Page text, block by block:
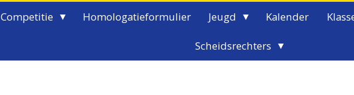
Competitie Homologatieformulier Jeugd Kalender
Scheidsrechters